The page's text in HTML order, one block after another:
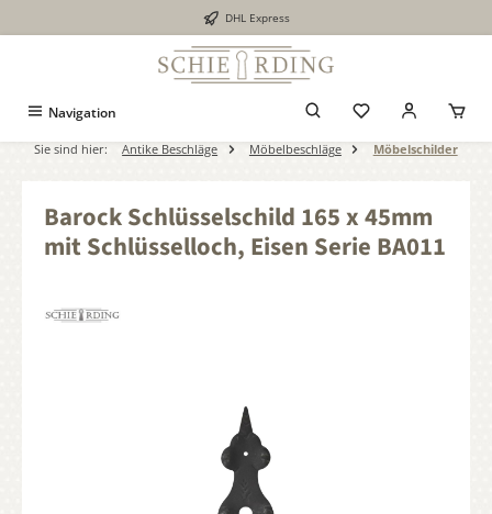
DHL Express
Navigation
Sie sind hier: Antike Beschläge Möbelbeschläge Möbelschilder
Barock Schlüsselschild 165 x 45mm
mit Schlüsselloch, Eisen Serie BA011